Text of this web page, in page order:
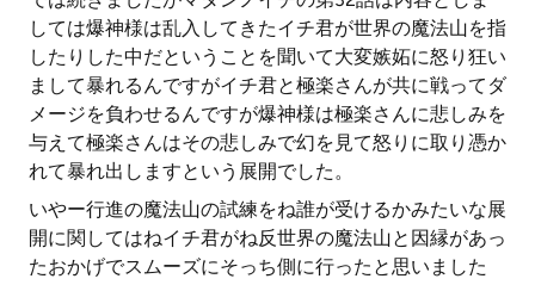
しては爆神様は乱入してきたイチ君が世界の魔法山を指
したりした中だということを聞いて大変嫉妬に怒り狂い
まして暴れるんですがイチ君と極楽さんが共に戦ってダ
メージを負わせるんですが爆神様は極楽さんに悲しみを
与えて極楽さんはその悲しみで幻を見て怒りに取り憑か
れて暴れ出しますという展開でした。
いやー行進の魔法山の試練をね誰が受けるかみたいな展
開に関してはねイチ君がね反世界の魔法山と因縁があっ
たおかげでスムーズにそっち側に行ったと思いました